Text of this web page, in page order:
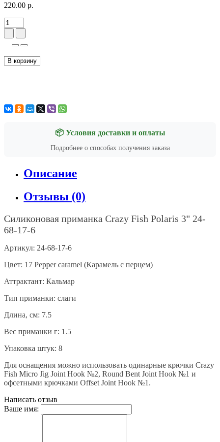
220.00 р.
В корзину
📦 Условия доставки и оплаты
Подробнее о способах получения заказа
Описание
Отзывы (0)
Силиконовая приманка Crazy Fish Polaris 3" 24-
68-17-6
Артикул: 24-68-17-6
Цвет: 17 Pepper caramel (Карамель с перцем)
Аттрактант: Кальмар
Тип приманки: слаги
Длина, см: 7.5
Вес приманки г: 1.5
Упаковка штук: 8
Для оснащения можно использовать одинарные крючки Crazy
Fish Micro Jig Joint Hook №2, Round Bent Joint Hook №1 и
офсетными крючками Offset Joint Hook №1.
Написать отзыв
Ваше имя: